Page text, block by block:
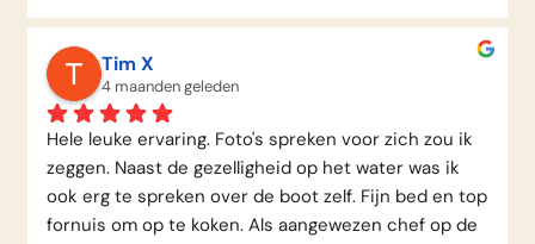
een aanrader!!!
Tim X
4 maanden geleden
Hele leuke ervaring. Foto's spreken voor zich zou ik
zeggen. Naast de gezelligheid op het water was ik
ook erg te spreken over de boot zelf. Fijn bed en top
fornuis om op te koken. Als aangewezen chef op de